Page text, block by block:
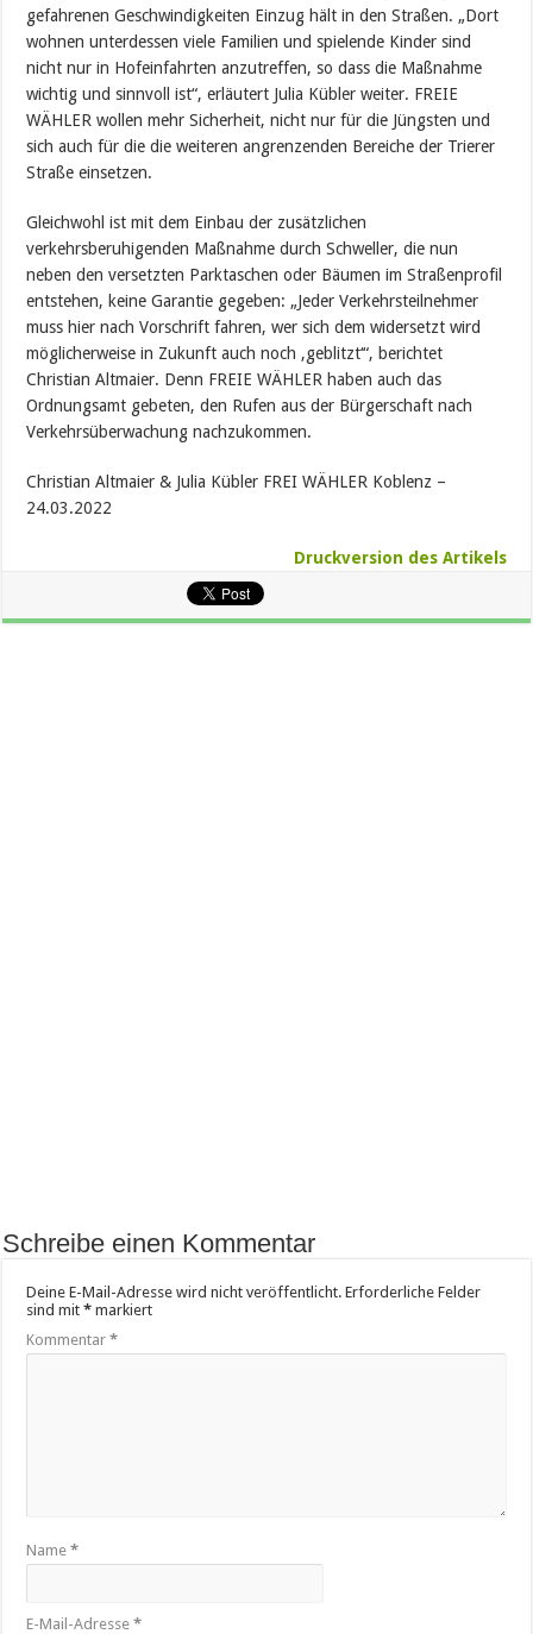
gefahrenen Geschwindigkeiten Einzug hält in den Straßen. „Dort
wohnen unterdessen viele Familien und spielende Kinder sind
nicht nur in Hofeinfahrten anzutreffen, so dass die Maßnahme
wichtig und sinnvoll ist“, erläutert Julia Kübler weiter. FREIE
WÄHLER wollen mehr Sicherheit, nicht nur für die Jüngsten und
sich auch für die die weiteren angrenzenden Bereiche der Trierer
Straße einsetzen.
Gleichwohl ist mit dem Einbau der zusätzlichen
verkehrsberuhigenden Maßnahme durch Schweller, die nun
neben den versetzten Parktaschen oder Bäumen im Straßenprofil
entstehen, keine Garantie gegeben: „Jeder Verkehrsteilnehmer
muss hier nach Vorschrift fahren, wer sich dem widersetzt wird
möglicherweise in Zukunft auch noch ‚geblitzt‘“, berichtet
Christian Altmaier. Denn FREIE WÄHLER haben auch das
Ordnungsamt gebeten, den Rufen aus der Bürgerschaft nach
Verkehrsüberwachung nachzukommen.
Christian Altmaier & Julia Kübler FREI WÄHLER Koblenz –
24.03.2022
Druckversion des Artikels
Schreibe einen Kommentar
Deine E-Mail-Adresse wird nicht veröffentlicht. Erforderliche Felder
sind mit* markiert
Kommentar*
Name*
E-Mail-Adresse*